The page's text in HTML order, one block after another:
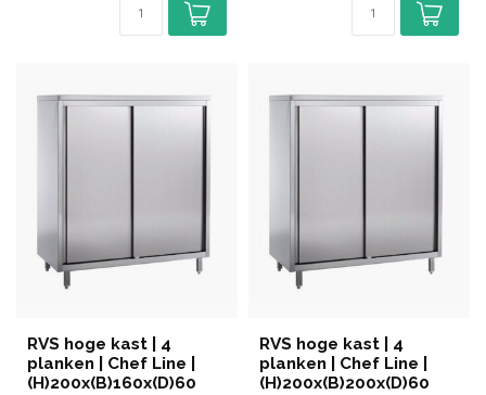
RVS hoge kast | 4
planken | Chef Line |
(H)200x(B)160x(D)60
RVS hoge kast | 4
planken | Chef Line |
(H)200x(B)200x(D)60